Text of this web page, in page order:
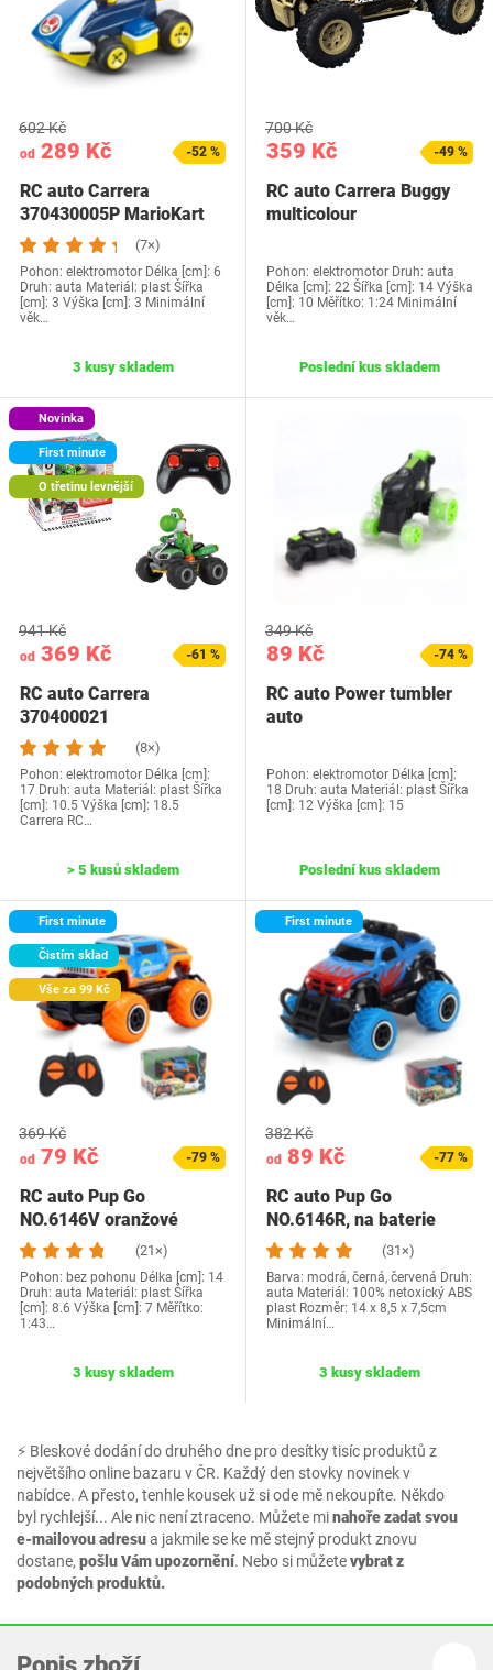
⚡ Bleskové dodání do druhého dne pro desítky tisíc produktů z
největšího online bazaru v ČR. Každý den stovky novinek v
nabídce. A přesto, tenhle kousek už si ode mě nekoupíte. Někdo
byl rychlejší... Ale nic není ztraceno. Můžete minahoře zadat svou
e-mailovou adresua jakmile se ke mě stejný produkt znovu
dostane, pošlu Vám upozornění. Nebo si můžetevybrat z
podobných produktů.
od 289 Kč
602 Kč
-52 %
RC auto Carrera
370430005P MarioKart
(7×)
Pohon: elektromotor Délka [cm]: 6
Druh: auta Materiál: plast Šířka
[cm]: 3 Výška [cm]: 3 Minimální
věk…
3 kusy skladem
359 Kč
700 Kč
-49 %
RC auto Carrera Buggy
multicolour
Pohon: elektromotor Druh: auta
Délka [cm]: 22 Šířka [cm]: 14 Výška
[cm]: 10 Měřítko: 1:24 Minimální
věk…
Poslední kus skladem
Novinka
First minute
O třetinu levnější
od 369 Kč
941 Kč
-61 %
RC auto Carrera
370400021
(8×)
Pohon: elektromotor Délka [cm]:
17 Druh: auta Materiál: plast Šířka
[cm]: 10.5 Výška [cm]: 18.5
Carrera RC…
> 5 kusů skladem
89 Kč
349 Kč
-74 %
RC auto Power tumbler
auto
Pohon: elektromotor Délka [cm]:
18 Druh: auta Materiál: plast Šířka
[cm]: 12 Výška [cm]: 15
Poslední kus skladem
First minute
Čistím sklad
Vše za 99 Kč
od 79 Kč
369 Kč
-79 %
RC auto Pup Go
NO.6146V oranžové
(21×)
Pohon: bez pohonu Délka [cm]: 14
Druh: auta Materiál: plast Šířka
[cm]: 8.6 Výška [cm]: 7 Měřítko:
1:43…
3 kusy skladem
First minute
od 89 Kč
382 Kč
-77 %
RC auto Pup Go
NO.6146R, na baterie
(31×)
Barva: modrá, černá, červená Druh:
auta Materiál: 100% netoxický ABS
plast Rozměr: 14 x 8,5 x 7,5cm
Minimální…
3 kusy skladem